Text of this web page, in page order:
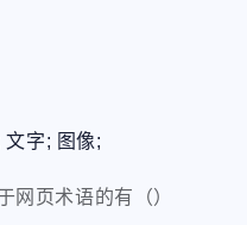
字; 图像;
网页术语的有（）